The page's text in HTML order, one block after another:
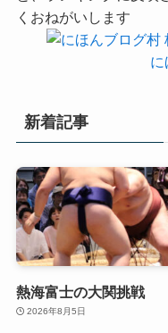
くおねがいします
に
新着記事
熱海富士の大関挑戦
2026年8月5日